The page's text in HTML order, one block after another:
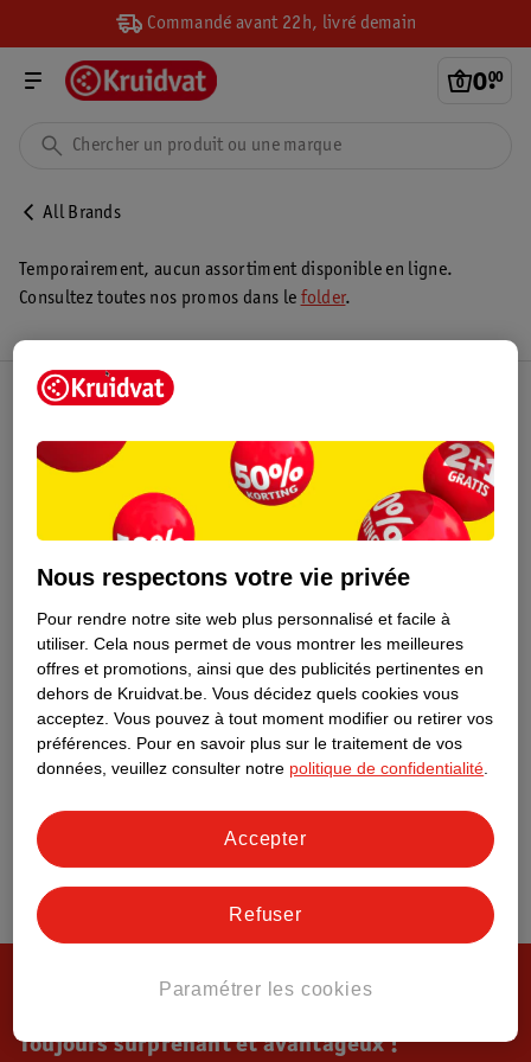
Commandé avant 22h, livré demain
0.
00
All Brands
Temporairement, aucun assortiment disponible en ligne.
Consultez toutes nos promos dans le folder.
Toujours surprenant et avantageux !
Nous respectons votre vie privée
Pour rendre notre site web plus personnalisé et facile à
utiliser. Cela nous permet de vous montrer les meilleures
offres et promotions, ainsi que des publicités pertinentes en
dehors de Kruidvat.be. Vous décidez quels cookies vous
acceptez. Vous pouvez à tout moment modifier ou retirer vos
préférences. Pour en savoir plus sur le traitement de vos
données, veuillez consulter notre politique de confidentialité
Paramétrer les cookies
Refuser
Accepter